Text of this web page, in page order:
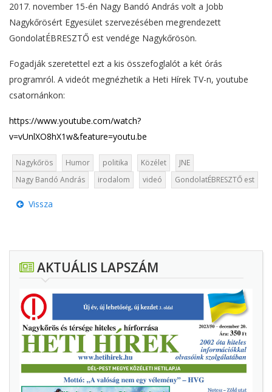
2017. november 15-én Nagy Bandó András volt a Jobb
Nagykőrösért Egyesület szervezésében megrendezett
GondolatÉBRESZTŐ est vendége Nagykőrösön.
Fogadják szeretettel ezt a kis összefoglalót a két órás
programról. A videót megnézhetik a Heti Hírek TV-n, youtube
csatornánkon:
https://www.youtube.com/watch?
v=vUnlXO8hX1w&feature=youtu.be
Nagykőrös Humor politika Közélet
JNE
Nagy Bandó András
irodalom videó GondolatÉBRESZTŐ est
Vissza
AKTUÁLIS LAPSZÁM